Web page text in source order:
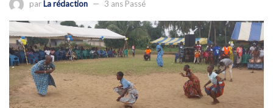
parLa rédaction 3 ans Passé